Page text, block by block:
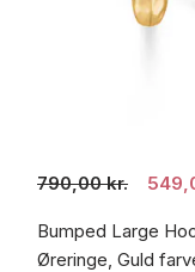
925
790,00 kr.
Bumped Large
Øreringe, Guld